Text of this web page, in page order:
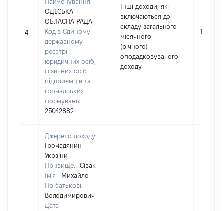
4
Найменування:
ОДЕСЬКА
ОБЛАСНА РАДА
Код в Єдиному
державному
реєстрі
юридичних осіб,
фізичних осіб –
підприємців та
громадських
формувань:
25042882
Інші доходи, які
включаються до
складу загального
місячного
(річного)
оподадковуваного
доходу
15000
Джерело доходу:
Громадянин
України
Прізвище:
Сівак
Ім'я:
Михайло
По батькові:
Володимирович
Дата